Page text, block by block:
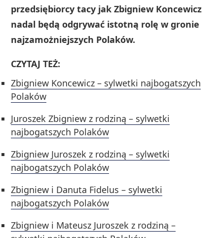
przedsiębiorcy tacy jak Zbigniew Koncewicz
nadal będą odgrywać istotną rolę w gronie
najzamożniejszych Polaków.
CZYTAJ TEŻ:
Zbigniew Koncewicz – sylwetki najbogatszych
Polaków
Juroszek Zbigniew z rodziną – sylwetki
najbogatszych Polaków
Zbigniew Juroszek z rodziną – sylwetki
najbogatszych Polaków
Zbigniew i Danuta Fidelus – sylwetki
najbogatszych Polaków
Zbigniew i Mateusz Juroszek z rodziną –